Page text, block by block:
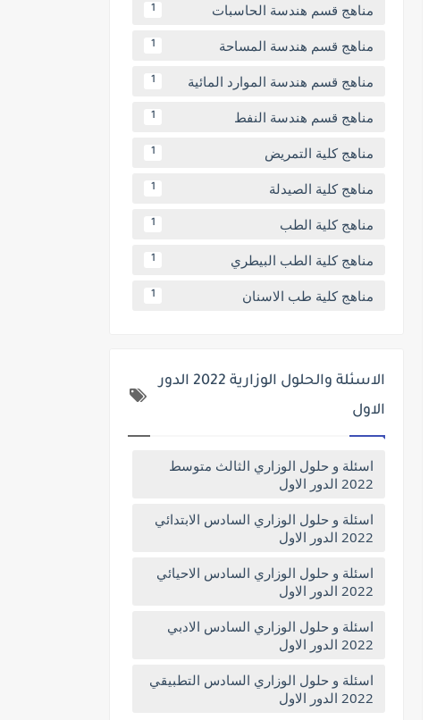
مناهج قسم هندسة الحاسبات 1
مناهج قسم هندسة المساحة 1
مناهج قسم هندسة الموارد المائية 1
مناهج قسم هندسة النفط 1
مناهج كلية التمريض 1
مناهج كلية الصيدلة 1
مناهج كلية الطب 1
مناهج كلية الطب البيطري 1
مناهج كلية طب الاسنان 1
الاسئلة والحلول الوزارية 2022 الدور
الاول
اسئلة و حلول الوزاري الثالث متوسط
2022 الدور الاول
اسئلة و حلول الوزاري السادس الابتدائي
2022 الدور الاول
اسئلة و حلول الوزاري السادس الاحيائي
2022 الدور الاول
اسئلة و حلول الوزاري السادس الادبي
2022 الدور الاول
اسئلة و حلول الوزاري السادس التطبيقي
2022 الدور الاول